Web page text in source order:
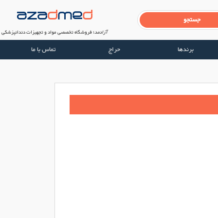
آزادمد؛ فروشگاه تخصصی مواد و تجهیزات دندانپزشکی
برندها حراج تماس با ما